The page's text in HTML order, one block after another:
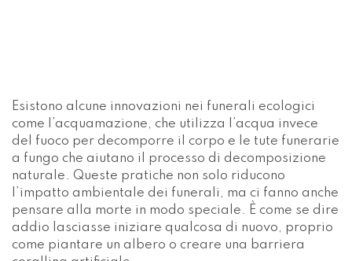
La diversità di queste pratiche culturali e dei loro
adattamenti moderni testimonia la ricchezza delle
tradizioni funerarie in tutto il mondo, tutte legate
alle credenze spirituali, culturali e ora anche
ecologiche delle comunità.
Pratiche funerarie
contemporanee